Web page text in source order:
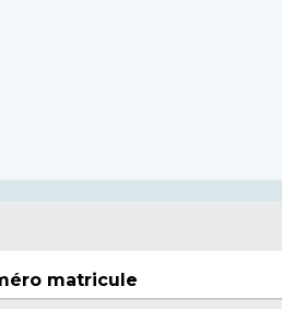
matricule